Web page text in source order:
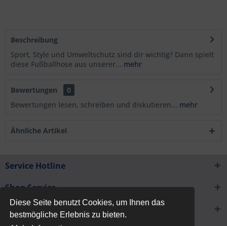
Diese Seite benutzt Cookies, um Ihnen das
bestmögliche Erlebnis zu bieten.
Beschreibung
Sport, Style und Umweltschutz sind dir wichtig? Dann spielt
diese Fußballhose aus unserer... mehr
Bewertungen
0
Bewertungen lesen, schreiben und diskutieren... mehr
Ähnliche Artikel
Service Hotline
Shop Service
Informationen